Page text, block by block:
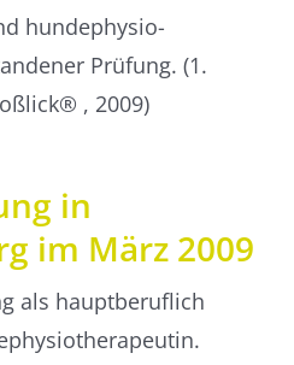
hunde­physio­
Prüfung. (1.
, 2009)
in
im März 2009
als hauptberuflich